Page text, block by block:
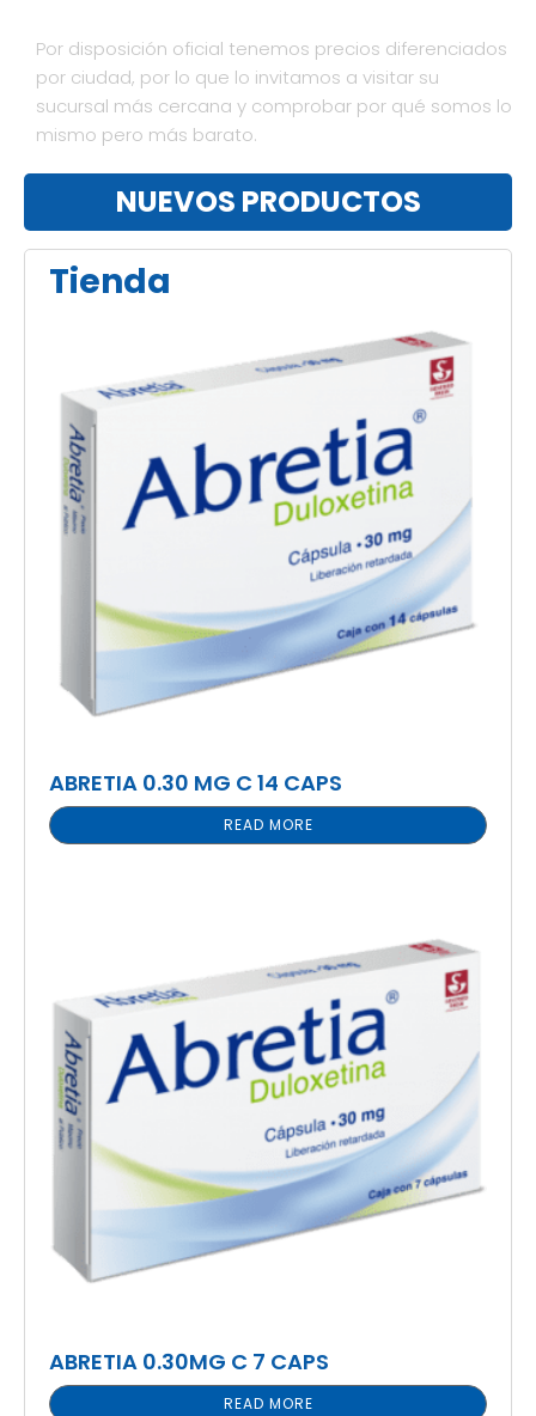
Por disposición oficial tenemos precios diferenciados
por ciudad, por lo que lo invitamos a visitar su
sucursal más cercana y comprobar por qué somos lo
mismo pero más barato.
NUEVOS PRODUCTOS
Tienda
ABRETIA 0.30 MG C 14 CAPS
READ MORE
ABRETIA 0.30MG C 7 CAPS
READ MORE